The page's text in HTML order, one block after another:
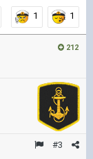
1 1
212
#3